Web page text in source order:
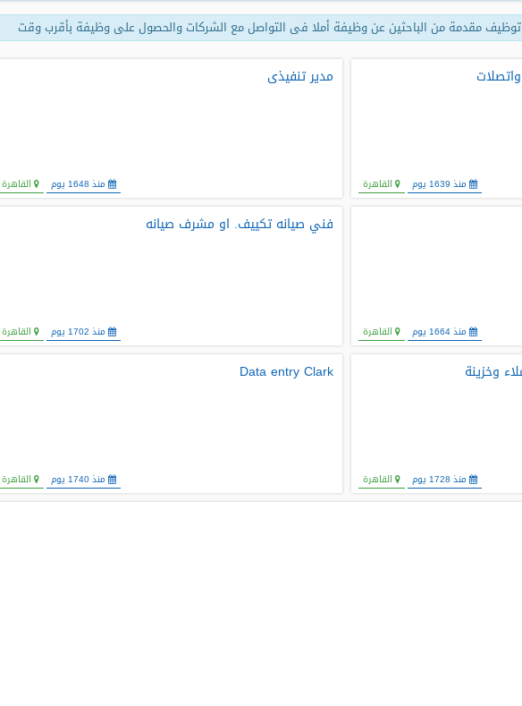
مقدمة من الباحثين عن وظيفة أملا فى التواصل مع الشركات والحصول على وظيفة بأقرب وقت
منذ 1639 يوم القاهرة
مدير تنفيذى
منذ 1648 يوم القاهرة
منذ 1664 يوم القاهرة
فني صيانه تكييف. او مشرف صيانه
منذ 1702 يوم القاهرة
وخزينة
منذ 1728 يوم القاهرة
Data entry Clark
منذ 1740 يوم القاهرة